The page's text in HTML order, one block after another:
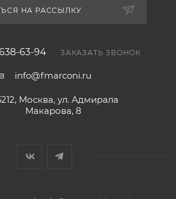
НА РАССЫЛКУ
63-94 ЗАКАЗАТЬ ЗВОНОК
info@fmarconi.ru
Москва, ул. Адмирала
Макарова, 8